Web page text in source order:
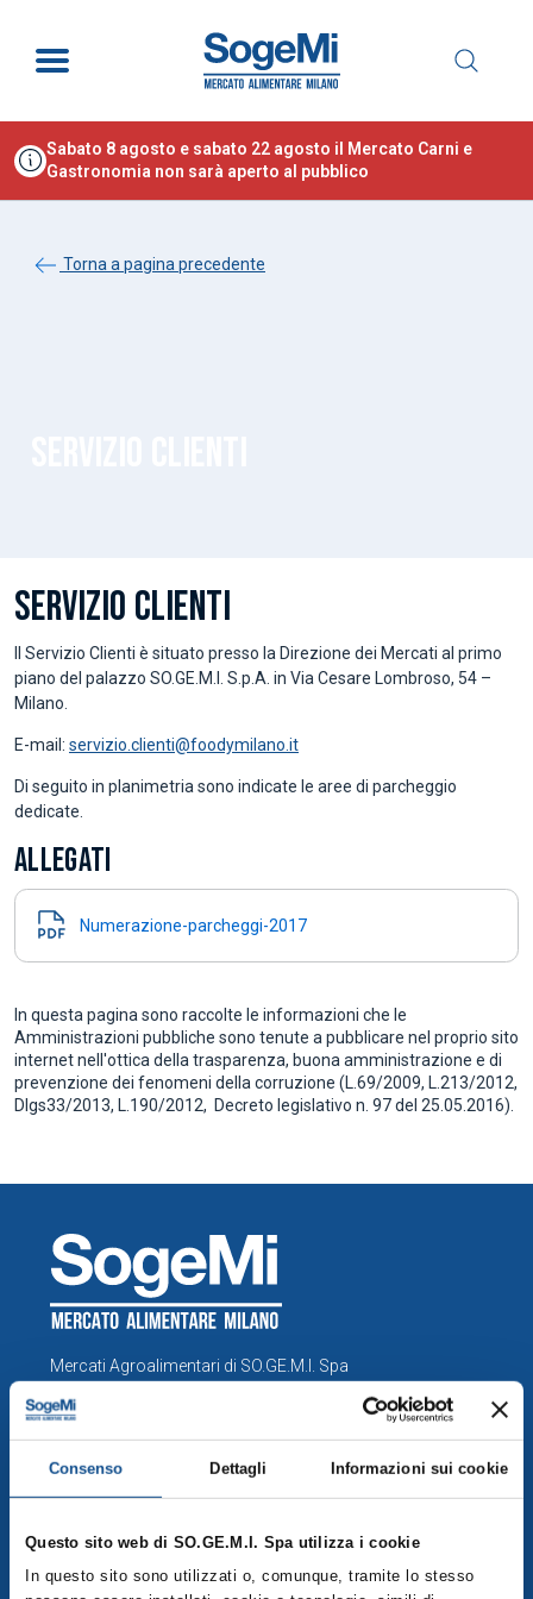
Consenso Dettagli Informazioni sui cookie
Questo sito web di SO.GE.M.I. Spa utilizza i cookie
In questo sito sono utilizzati o, comunque, tramite lo stesso
Sabato 8 agosto e sabato 22 agosto il Mercato Carni e
Gastronomia non sarà aperto al pubblico
Torna a pagina precedente
SERVIZIO CLIENTI
Il Servizio Clienti è situato presso la Direzione dei Mercati al primo
piano del palazzo SO.GE.M.I. S.p.A. in Via Cesare Lombroso, 54 –
Milano.
E-mail: servizio.clienti@foodymilano.it
Di seguito in planimetria sono indicate le aree di parcheggio
dedicate.
ALLEGATI
Numerazione-parcheggi-2017
In questa pagina sono raccolte le informazioni che le
Amministrazioni pubbliche sono tenute a pubblicare nel proprio sito
internet nell'ottica della trasparenza, buona amministrazione e di
prevenzione dei fenomeni della corruzione (L.69/2009, L.213/2012,
Dlgs33/2013, L.190/2012, Decreto legislativo n. 97 del 25.05.2016).
Mercati Agroalimentari di SO.GE.M.I. Spa
info@foodymilano.it
P.IVA 03516950155 - © 2025